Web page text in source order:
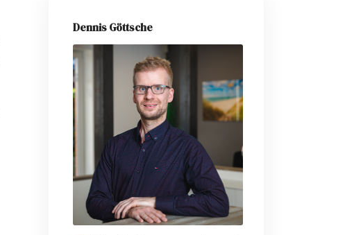
Dennis Göttsche